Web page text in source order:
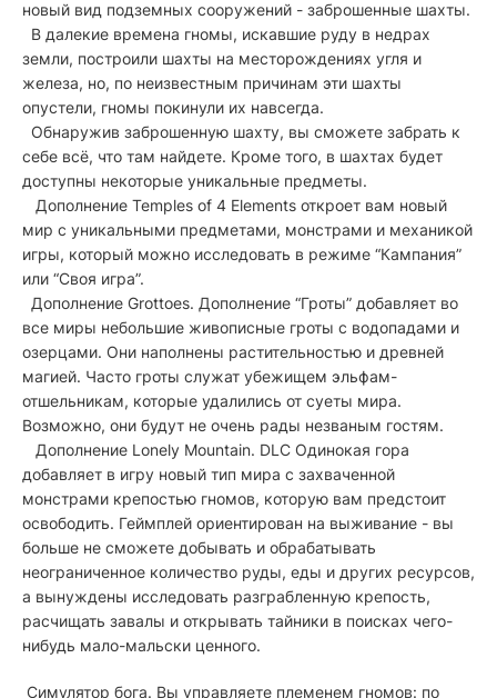
новый вид подземных сооружений - заброшенные шахты.
В далекие времена гномы, искавшие руду в недрах
земли, построили шахты на месторождениях угля и
железа, но, по неизвестным причинам эти шахты
опустели, гномы покинули их навсегда.
Обнаружив заброшенную шахту, вы сможете забрать к
себе всё, что там найдете. Кроме того, в шахтах будет
доступны некоторые уникальные предметы.
Дополнение Temples of 4 Elements откроет вам новый
мир с уникальными предметами, монстрами и механикой
игры, который можно исследовать в режиме “Кампания”
или “Своя игра”.
Дополнение Grottoes. Дополнение “Гроты” добавляет во
все миры небольшие живописные гроты с водопадами и
озерцами. Они наполнены растительностью и древней
магией. Часто гроты служат убежищем эльфам-
отшельникам, которые удалились от суеты мира.
Возможно, они будут не очень рады незваным гостям.
Дополнение Lonely Mountain. DLC Одинокая гора
добавляет в игру новый тип мира с захваченной
монстрами крепостью гномов, которую вам предстоит
освободить. Геймплей ориентирован на выживание - вы
больше не сможете добывать и обрабатывать
неограниченное количество руды, еды и других ресурсов,
а вынуждены исследовать разграбленную крепость,
расчищать завалы и открывать тайники в поисках чего-
нибудь мало-мальски ценного.
Симулятор бога. Вы управляете племенем гномов: по